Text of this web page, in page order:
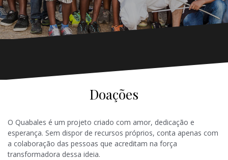
Doações
O Quabales é um projeto criado com amor, dedicação e
esperança. Sem dispor de recursos próprios, conta apenas com
a colaboração das pessoas que acreditam na força
transformadora dessa ideia.